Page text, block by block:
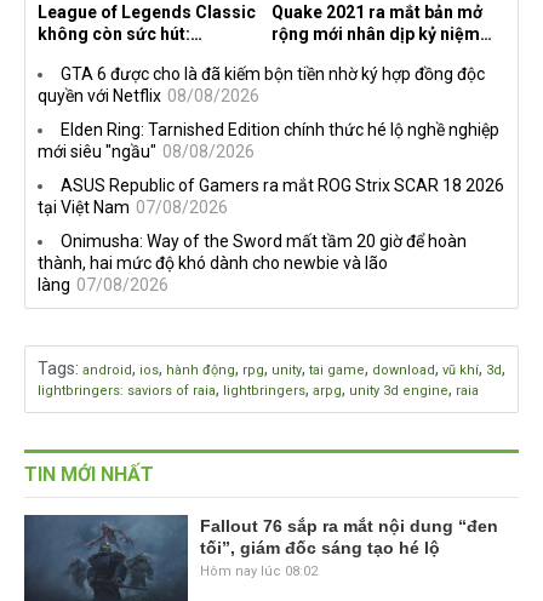
League of Legends Classic
không còn sức hút:
chơi cũ không còn online
Quake 2021 ra mắt bản mở
rộng mới nhân dịp kỷ niệm
the Machine
GTA 6 được cho là đã kiếm bộn tiền nhờ ký hợp đồng độc
quyền với Netflix 08/08/2026
Elden Ring: Tarnished Edition chính thức hé lộ nghề nghiệp
mới siêu "ngầu" 08/08/2026
ASUS Republic of Gamers ra mắt ROG Strix SCAR 18 2026
tại Việt Nam 07/08/2026
Onimusha: Way of the Sword mất tầm 20 giờ để hoàn
thành, hai mức độ khó dành cho newbie và lão
làng 07/08/2026
Tags: android, ios, hành động, rpg, unity, tai game, download, vũ khí, 3d,
lightbringers: saviors of raia, lightbringers, arpg, unity 3d engine, raia
TIN MỚI NHẤT
Fallout 76 sắp ra mắt nội dung “đen
tối”, giám đốc sáng tạo hé lộ
Hôm nay lúc 08:02